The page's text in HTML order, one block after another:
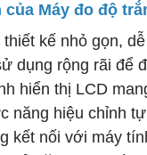
Máy đo độ
thiết kế nhỏ gọn,
dụng rộng rãi để
hiển thị LCD
năng hiệu chỉnh
kết nối với máy